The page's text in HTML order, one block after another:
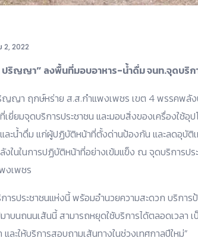
2, 2022
ริญญา” ลงพื้นที่มอบอาหาร-น้ำดื่ม จนท.จุดบริก
ญญา ฤกษ์หร่าย ส.ส.กำแพงเพชร เขต 4 พรรคพลัง
ยี่ยมจุดบริการประชาชน และมอบสิ่งของเครื่องใช้อุ
ละน้ำดื่ม แก่ผู้ปฏิบัติหน้าที่ตั้งด่านป้องกัน และลดอุบัติ
งในในการปฏิบัติหน้าที่อย่างเข้มแข็ง ณ จุดบริการป
งเพชร
ารประชาชนแห่งนี้ พร้อมอำนวยความสะดวก บริกา
าบนถนนเส้นนี้ สามารถหยุดใช้บริการได้ตลอดเวล
และให้บริการสอบถามเส้นทางในช่วงเทศกาลปีใหม่”